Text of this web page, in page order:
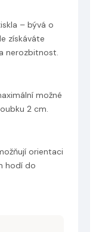
– bývá o
získáváte
nerozbitnost.
možné
2 cm.
orientaci
hodí do